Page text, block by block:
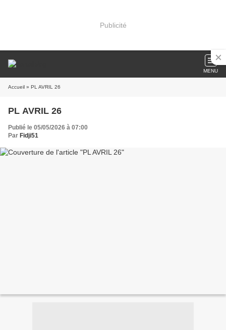
Publicité
MENU
Accueil » PL AVRIL 26
PL AVRIL 26
Publié le 05/05/2026 à 07:00
Par Fidji51